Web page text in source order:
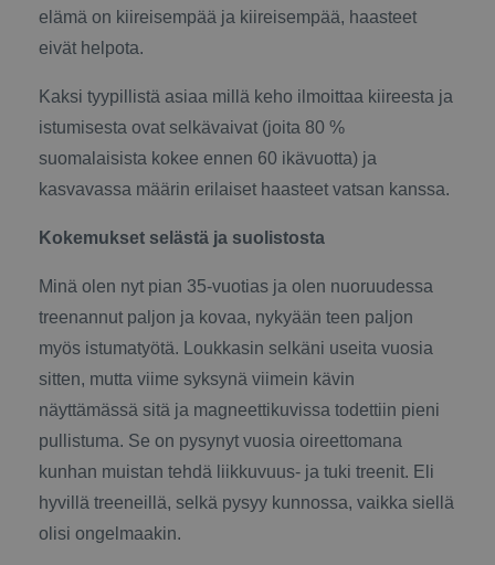
elämä on kiireisempää ja kiireisempää, haasteet
eivät helpota.
Kaksi tyypillistä asiaa millä keho ilmoittaa kiireesta ja
istumisesta ovat selkävaivat (joita 80 %
suomalaisista kokee ennen 60 ikävuotta) ja
kasvavassa määrin erilaiset haasteet vatsan kanssa.
Kokemukset selästä ja suolistosta
Minä olen nyt pian 35-vuotias ja olen nuoruudessa
treenannut paljon ja kovaa, nykyään teen paljon
myös istumatyötä. Loukkasin selkäni useita vuosia
sitten, mutta viime syksynä viimein kävin
näyttämässä sitä ja magneettikuvissa todettiin pieni
pullistuma. Se on pysynyt vuosia oireettomana
kunhan muistan tehdä liikkuvuus- ja tuki treenit. Eli
hyvillä treeneillä, selkä pysyy kunnossa, vaikka siellä
olisi ongelmaakin.